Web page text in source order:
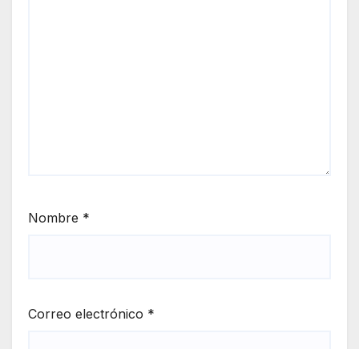
Nombre *
Correo electrónico *